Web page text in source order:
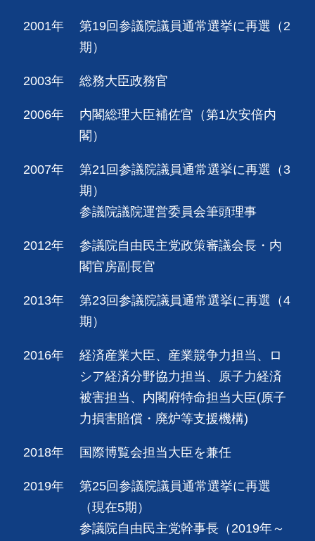
2001年
第19回参議院議員通常選挙に再選（2
期）
2003年 総務大臣政務官
2006年
内閣総理大臣補佐官（第1次安倍内
閣）
2007年
第21回参議院議員通常選挙に再選（3
期）
参議院議院運営委員会筆頭理事
2012年
参議院自由民主党政策審議会長・内
閣官房副長官
2013年
第23回参議院議員通常選挙に再選（4
期）
2016年
経済産業大臣、産業競争力担当、ロ
シア経済分野協力担当、原子力経済
被害担当、内閣府特命担当大臣(原子
力損害賠償・廃炉等支援機構)
2018年 国際博覧会担当大臣を兼任
2019年
第25回参議院議員通常選挙に再選
（現在5期）
参議院自由民主党幹事長（2019年～